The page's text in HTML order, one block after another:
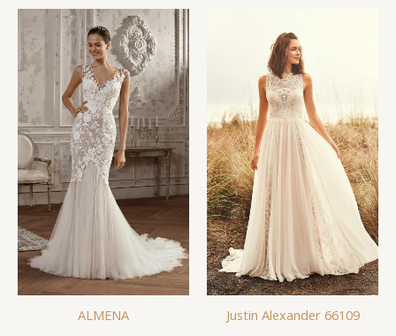
ALMENA Justin Alexander 66109